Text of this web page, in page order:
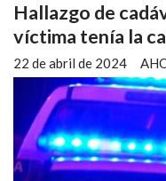
Hallazgo de
víctima tenía la
22 de abril de 2024